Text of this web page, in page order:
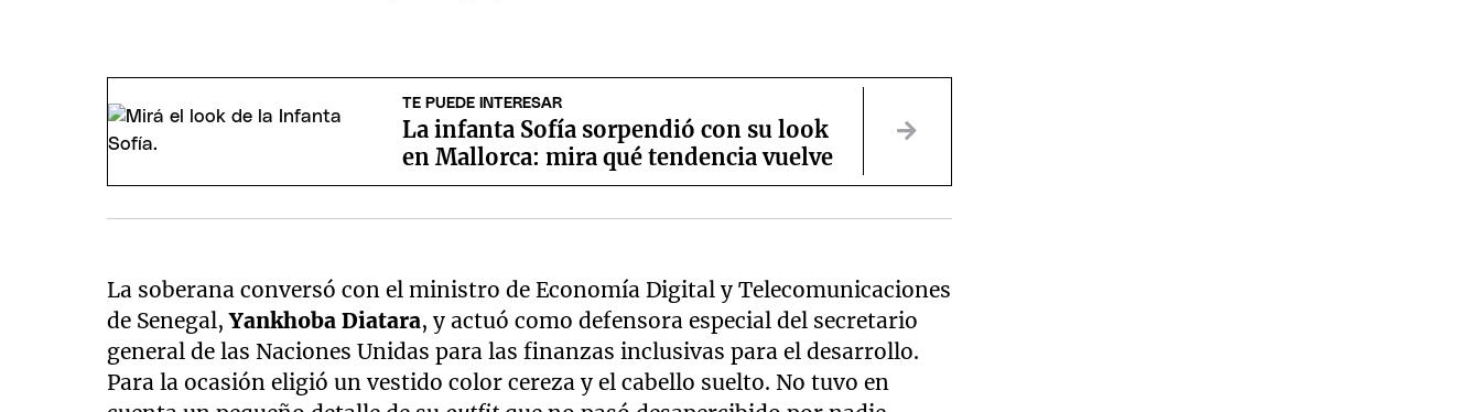
TE PUEDE INTERESAR
La infanta Sofía sorpendió con su look
en Mallorca: mira qué tendencia vuelve
La soberana conversó con el ministro de Economía Digital y Telecomunicaciones
de Senegal,Yankhoba Diatara, y actuó como defensora especial del secretario
general de las Naciones Unidas para las finanzas inclusivas para el desarrollo.
Para la ocasión eligió un vestido color cereza y el cabello suelto. No tuvo en